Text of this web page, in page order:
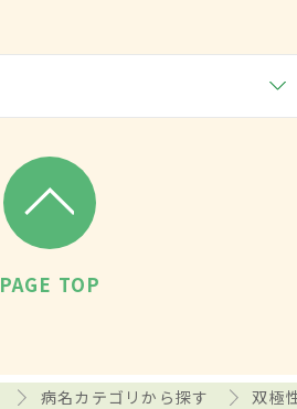
PAGE TOP
病名カテゴリから探す 双極